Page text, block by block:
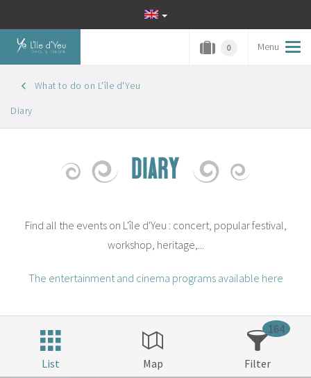
Menu
0
What to do on L'île d'Yeu
Diary
DIARY
Find all the events on L'île d'Yeu : concert, popular festival,
workshop, heritage,...
The entertainment and cinema programs available here
List Map Filter
164